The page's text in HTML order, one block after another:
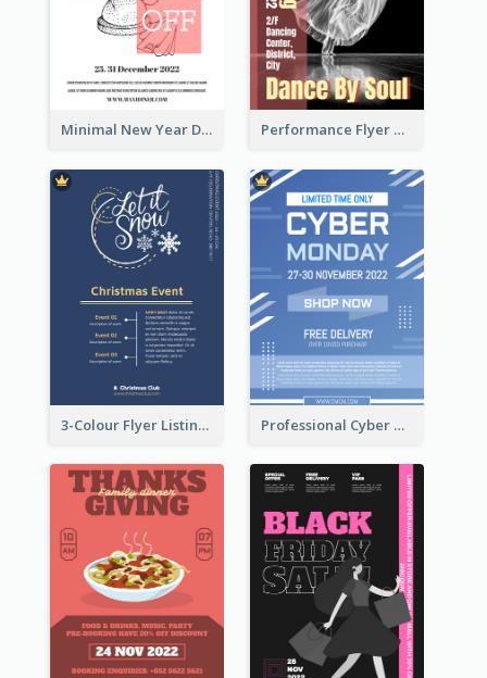
Minimal New Year Dinning Promotion Design Idea Performance Flyer With Monochrome Photo
3-Colour Flyer Listing Christmas Activities Professional Cyber Monday Free Delivery Promotion Flyer Design